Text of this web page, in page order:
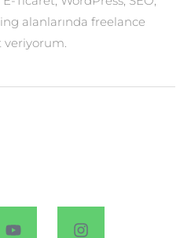
alanlarında freelance
veriyorum.